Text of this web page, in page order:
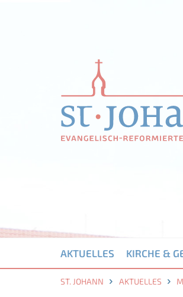
AKTUELLES KIRCHE &
ST. JOHANN AKTUELLES